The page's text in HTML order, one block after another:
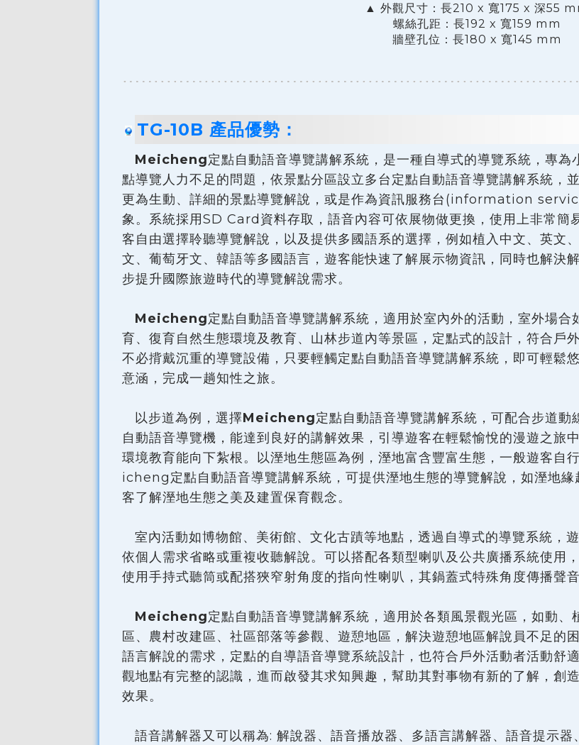
▲ 外觀尺寸：長210 x 寬175 x 深55
螺絲孔距：長192 x 寬159 mm
牆壁孔位：長180 x 寬145 mm
TG-10B 產品優勢：
Meicheng定點自動語音導覽講解系統，是一種自導式的導覽系統，專
點導覽人力不足的問題，依景點分區設立多台定點自動語音導覽講解系統，
更為生動、詳細的景點導覽解說，或是作為資訊服務台(information
象。系統採用SD Card資料存取，語音內容可依展物做更換，使用上非常簡
客自由選擇聆聽導覽解說，以及提供多國語系的選擇，例如植入中文、英文
文、葡萄牙文、韓語等多國語言，遊客能快速了解展示物資訊，同時也解決
步提升國際旅遊時代的導覽解說需求。
Meicheng定點自動語音導覽講解系統，適用於室內外的活動，室外場
育、復育自然生態環境及教育、山林步道內等景區，定點式的設計，符合戶
不必揹戴沉重的導覽設備，只要輕觸定點自動語音導覽講解系統，即可輕鬆
意涵，完成一趟知性之旅。
以步道為例，選擇Meicheng定點自動語音導覽講解系統，可配合步道
自動語音導覽機，能達到良好的講解效果，引導遊客在輕鬆愉悅的漫遊之旅
環境教育能向下紮根。以溼地生態區為例，溼地富含豐富生態，一般遊客自
icheng定點自動語音導覽講解系統，可提供溼地生態的導覽解說，如溼地
客了解溼地生態之美及建置保育觀念。
室內活動如博物館、美術館、文化古蹟等地點，透過自導式的導覽系統，
依個人需求省略或重複收聽解說。可以搭配各類型喇叭及公共廣播系統使用
使用手持式聽筒或配搭狹窄射角度的指向性喇叭，其鍋蓋式特殊角度傳播聲
Meicheng定點自動語音導覽講解系統，適用於各類風景觀光區，如動
區、農村改建區、社區部落等參觀、遊憩地區，解決遊憩地區解說員不足的
語言解說的需求，定點的自導語音導覽系統設計，也符合戶外活動者活動舒
觀地點有完整的認識，進而啟發其求知興趣，幫助其對事物有新的了解，創
效果。
語音講解器又可以稱為: 解說器、語音播放器、多語言講解器、語音提示